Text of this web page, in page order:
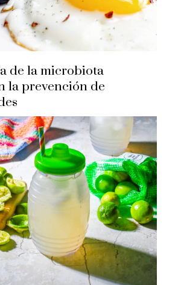
de la microbiota
la prevención de